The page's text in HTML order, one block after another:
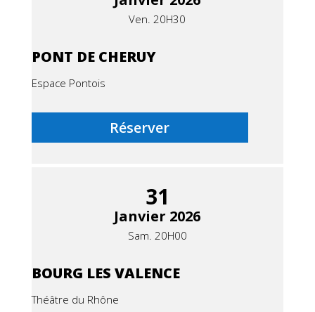
Ven. 20H30
PONT DE CHERUY
Espace Pontois
Réserver
31
Janvier 2026
Sam. 20H00
BOURG LES VALENCE
Théâtre du Rhône